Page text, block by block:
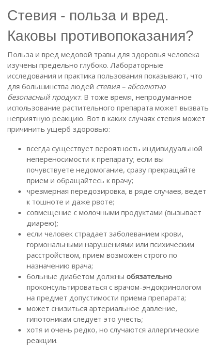
Стевия - польза и вред.
Каковы противопоказания?
Польза и вред медовой травы для здоровья человека
изучены предельно глубоко. Лабораторные
исследования и практика пользования показывают, что
для большинства людей стевия – абсолютно
безопасный продукт. В тоже время, непродуманное
использование растительного препарата может вызвать
неприятную реакцию. Вот в каких случаях стевия может
причинить ущерб здоровью:
всегда существует вероятность индивидуальной
непереносимости к препарату; если вы
почувствуете недомогание, сразу прекращайте
прием и обращайтесь к врачу;
чрезмерная передозировка, в ряде случаев, ведет
к тошноте и даже рвоте;
совмещение с молочными продуктами (вызывает
диарею);
если человек страдает заболеванием крови,
гормональными нарушениями или психическим
расстройством, прием возможен строго по
назначению врача;
больные диабетом должны обязательно
проконсультироваться с врачом-эндокринологом
на предмет допустимости приема препарата;
может снизиться артериальное давление,
гипотоникам следует это учесть;
хотя и очень редко, но случаются аллергические
реакции.